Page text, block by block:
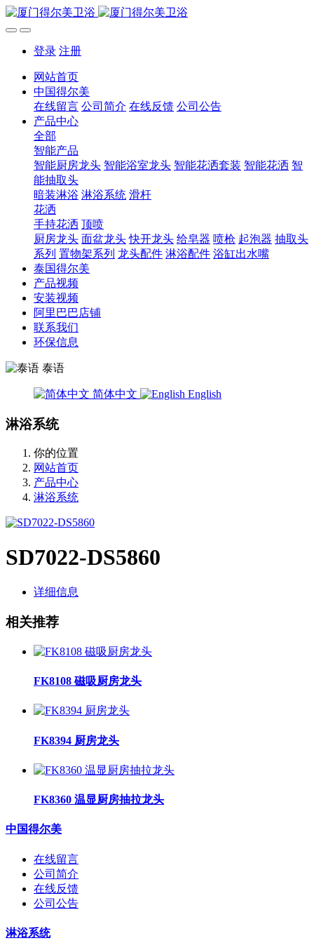
登录 注册
网站首页
中国得尔美
在线留言 公司简介 在线反馈 公司公告
产品中心
全部
智能产品
智能厨房龙头 智能浴室龙头 智能花洒套装 智能花洒 智
能抽取头
暗装淋浴 淋浴系统 滑杆
花洒
手持花洒 顶喷
厨房龙头 面盆龙头 快开龙头 给皂器 喷枪 起泡器 抽取头
系列 置物架系列 龙头配件 淋浴配件 浴缸出水嘴
泰国得尔美
产品视频
安装视频
阿里巴巴店铺
联系我们
环保信息
泰语
简体中文 English
淋浴系统
你的位置
网站首页
产品中心
淋浴系统
SD7022-DS5860
详细信息
相关推荐
FK8108 磁吸厨房龙头
FK8394 厨房龙头
FK8360 温显厨房抽拉龙头
中国得尔美
在线留言
公司简介
在线反馈
公司公告
淋浴系统